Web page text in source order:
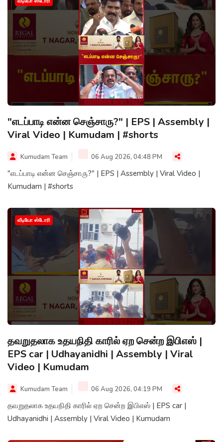
"எடப்பாடி என்ன செஞ்சாரு?" | EPS | Assembly |
Viral Video | Kumudam | #shorts
Kumudam Team 06 Aug 2026, 04:48 PM
"எடப்பாடி என்ன செஞ்சாரு?" | EPS | Assembly | Viral Video |
Kumudam | #shorts
வீடியோ ஸ்டோரி
தவறுதலாக உதயநிதி காரில் ஏற சென்ற இபிஎஸ் |
EPS car | Udhayanidhi | Assembly | Viral
Video | Kumudam
Kumudam Team 06 Aug 2026, 04:19 PM
தவறுதலாக உதயநிதி காரில் ஏற சென்ற இபிஎஸ் | EPS car |
Udhayanidhi | Assembly | Viral Video | Kumudam